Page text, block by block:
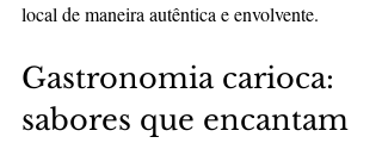
local de maneira autêntica e envolvente.
Gastronomia carioca:
sabores que encantam